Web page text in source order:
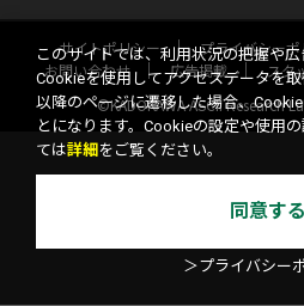
サイトポリシー プライバシーポ
お問い合わせ
広告掲載 スタ
©KADOKAWA ASCII Research
このサイトでは、利用状況の把握や広
Cookieを使用してアクセスデータを
以降のページに遷移した場合、
とになります。Cookieの設定や使用
ては詳細 をご覧ください。
同意する
＞プライバシー